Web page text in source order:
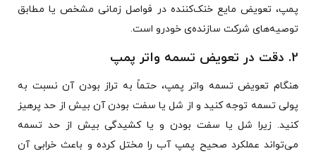
پمپ، تعویض مایع خنک‌کننده در فواصل زمانی مشخص یا مطابق
توصیه‌های شرکت سازنده‌ی خودرو است.
2. دقت در تعویض تسمه واتر پمپ
هنگام تعویض تسمه واتر پمپ، حتماً به تراز بودن آن نسبت به
پولی تسمه توجه کنید و از شل یا سفت بودن آن بیش‌ از حد پرهیز
کنید. زیرا شل یا سفت بودن و یا کشیدگی بیش‌ از حد تسمه
می‌تواند عملکرد صحیح پمپ آب را مختل کرده و باعث خرابی آن